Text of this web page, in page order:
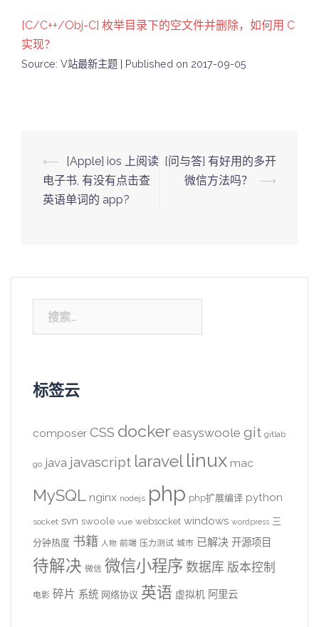
[C/C++/Obj-C] 枚举目录下的空文件并删除，如何用 C
实现？
Source: V站最新主题 Published on 2017-09-05
Post
navigation
⟵
[Apple] ios 上阅读
电子书, 有没有点击查
英语单词的 app?
[问与答] 有好用的多开
微信方法吗？
⟶
索：
标签云
composer CSS docker easyswoole git gitlab
go java javascript laravel linux mac
MySQL nginx nodejs php php扩展编译 python
socket svn swoole vue websocket windows wordpress 三
分钟热度 书籍 人物 前端 压力测试 城市 已解决 开源项目
待解决 微信 微信小程序 数据库 版本控制
电影 碎片 系统 网络协议 英语 虚拟机 阿里云